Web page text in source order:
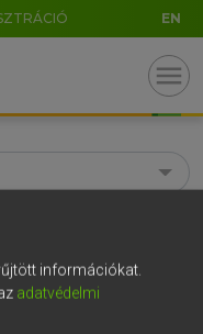
EN
menu
információkat.
adatvédelmi
ü ó